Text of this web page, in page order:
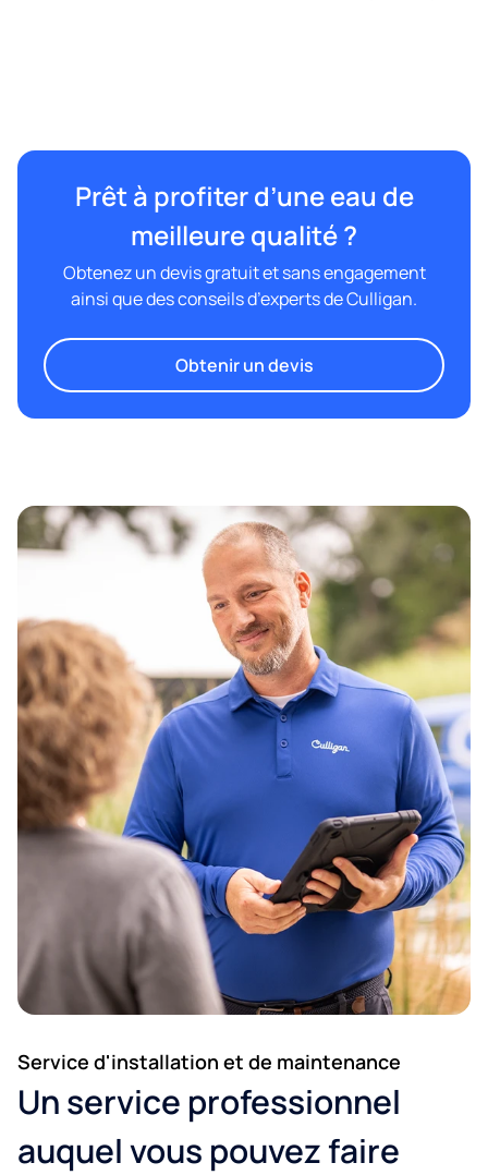
Prêt à profiter d’une eau de
meilleure qualité ?
Obtenez un devis gratuit et sans engagement
ainsi que des conseils d’experts de Culligan.
Obtenir un devis
Service d'installation et de maintenance
Un service professionnel
auquel vous pouvez faire